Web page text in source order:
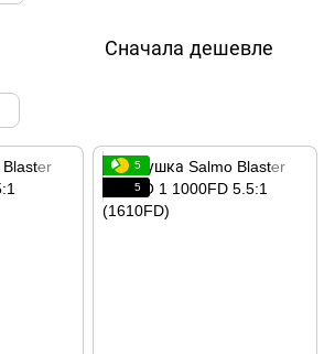
Сначала дешевле
5
5